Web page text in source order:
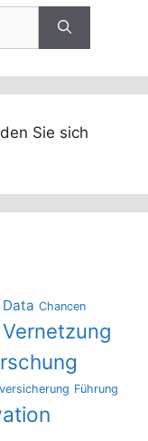
Sie sich
Data Chancen
Führung